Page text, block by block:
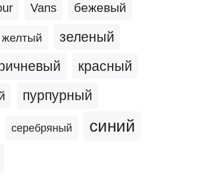
Vans бежевый
желтый зеленый
красный
пурпурный
серебряный синий